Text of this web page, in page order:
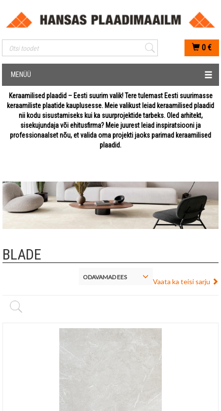
Mobiilis otsimise sisestus
0 €
MENÜÜ
Keraamilised plaadid – Eesti suurim valik! Tere tulemast Eesti suurimasse
keraamiliste plaatide kauplusesse. Meie valikust leiad keraamilised plaadid
nii kodu sisustamiseks kui ka suurprojektide tarbeks. Oled arhitekt,
sisekujundaja või ehitusfirma? Meie juurest leiad inspiratsiooni ja
professionaalset nõu, et valida oma projekti jaoks parimad keraamilised
plaadid.
BLADE
Vaata ka teisi sarju
ODAVAMAD EES